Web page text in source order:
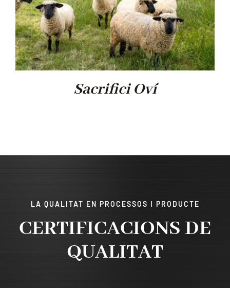
Sacrifici Oví
LA QUALITAT EN PROCESSOS I PRODUCTE
CERTIFICACIONS DE
QUALITAT